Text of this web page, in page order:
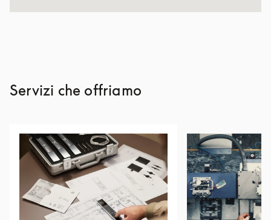
Servizi che offriamo